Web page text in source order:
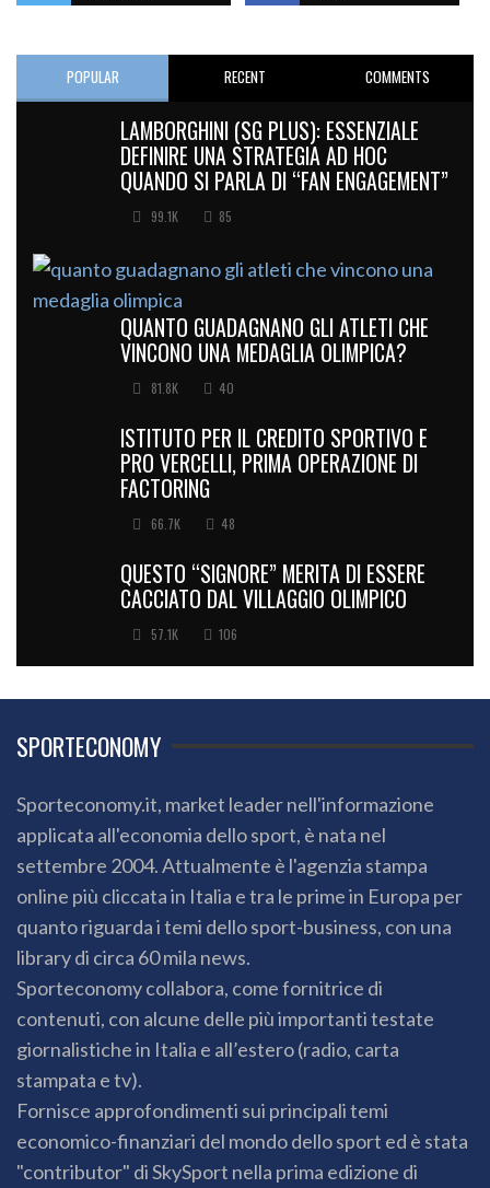
POPULAR RECENT COMMENTS
LAMBORGHINI (SG PLUS): ESSENZIALE
DEFINIRE UNA STRATEGIA AD HOC
QUANDO SI PARLA DI “FAN ENGAGEMENT”
99.1K 85
QUANTO GUADAGNANO GLI ATLETI CHE
VINCONO UNA MEDAGLIA OLIMPICA?
81.8K 40
ISTITUTO PER IL CREDITO SPORTIVO E
PRO VERCELLI, PRIMA OPERAZIONE DI
FACTORING
66.7K 48
QUESTO “SIGNORE” MERITA DI ESSERE
CACCIATO DAL VILLAGGIO OLIMPICO
57.1K 106
SPORTECONOMY
Sporteconomy.it, market leader nell'informazione
applicata all'economia dello sport, è nata nel
settembre 2004. Attualmente è l'agenzia stampa
online più cliccata in Italia e tra le prime in Europa per
quanto riguarda i temi dello sport-business, con una
library di circa 60 mila news.
Sporteconomy collabora, come fornitrice di
contenuti, con alcune delle più importanti testate
giornalistiche in Italia e all’estero (radio, carta
stampata e tv).
Fornisce approfondimenti sui principali temi
economico-finanziari del mondo dello sport ed è stata
"contributor" di SkySport nella prima edizione di